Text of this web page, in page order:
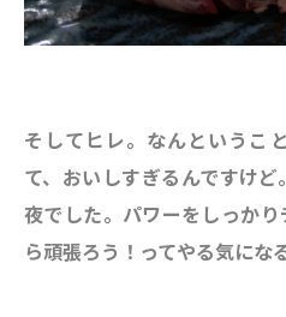
そしてヒレ。なんというこ
て、おいしすぎるんですけ
夜でした。パワーをしっか
ら頑張ろう！ってやる気にな